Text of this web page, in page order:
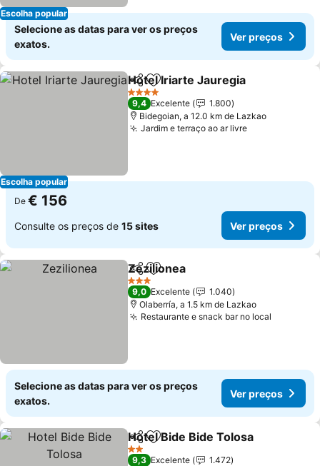
Escolha popular
Selecione as datas para ver os preços
exatos.
Ver preços
Escolha popular
PartilharAdicionar aos favoritos
Hotel Iriarte Jauregia
4 Estrelas
9,4 Excelente
1.800
Bidegoian, a 12.0 km de Lazkao
Jardim e terraço ao ar livre
De € 156
Consulte os preços de 15 sites Ver preços
PartilharAdicionar aos favoritos
Zezilionea
3 Estrelas
9,0 Excelente
1.040
Olaberría, a 1.5 km de Lazkao
Restaurante e snack bar no local
Selecione as datas para ver os preços
exatos.
Ver preços
PartilharAdicionar aos favoritos
Hotel Bide Bide Tolosa
2 Estrelas
9,3 Excelente
1.472